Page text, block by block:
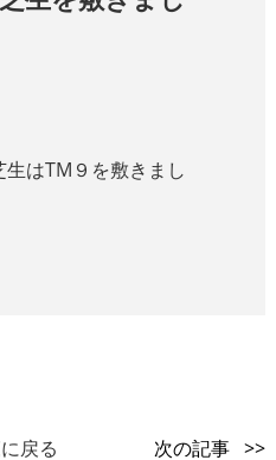
はTM９を敷きまし
戻る 次の記事 >>